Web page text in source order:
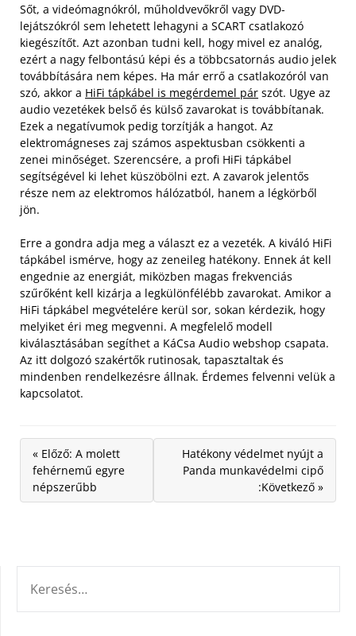
Sőt, a videómagnókról, műholdvevőkről vagy DVD-
lejátszókról sem lehetett lehagyni a SCART csatlakozó
kiegészítőt. Azt azonban tudni kell, hogy mivel ez analóg,
ezért a nagy felbontású képi és a többcsatornás audio jelek
továbbítására nem képes. Ha már errő a csatlakozóról van
szó, akkor a HiFi tápkábel is megérdemel pár szót. Ugye az
audio vezetékek belső és külső zavarokat is továbbítanak.
Ezek a negatívumok pedig torzítják a hangot. Az
elektromágneses zaj számos aspektusban csökkenti a
zenei minőséget. Szerencsére, a profi HiFi tápkábel
segítségével ki lehet küszöbölni ezt. A zavarok jelentős
része nem az elektromos hálózatból, hanem a légkörből
jön.
Erre a gondra adja meg a választ ez a vezeték. A kiváló HiFi
tápkábel ismérve, hogy az zeneileg hatékony. Ennek át kell
engednie az energiát, miközben magas frekvenciás
szűrőként kell kizárja a legkülönfélébb zavarokat. Amikor a
HiFi tápkábel megvételére kerül sor, sokan kérdezik, hogy
melyiket éri meg megvenni. A megfelelő modell
kiválasztásában segíthet a KáCsa Audio webshop csapata.
Az itt dolgozó szakértők rutinosak, tapasztaltak és
mindenben rendelkezésre állnak. Érdemes felvenni velük a
kapcsolatot.
« Előző: A molett
fehérnemű egyre
népszerűbb
Hatékony védelmet nyújt a
Panda munkavédelmi cipő
:Következő »